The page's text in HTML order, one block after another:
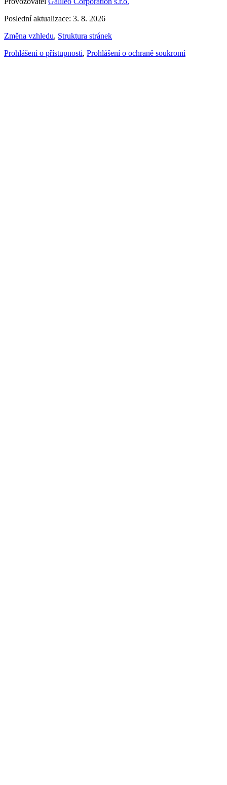
Poslední aktualizace: 3. 8. 2026
Změna vzhledu, Struktura stránek
Prohlášení o přístupnosti, Prohlášení o ochraně soukromí